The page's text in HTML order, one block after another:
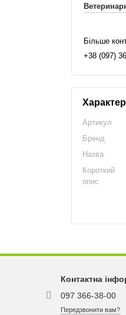
Більше
+38 (097)
Артикул
Бренд
Назва
Короткий
опис
Контактна
097 366-38-00
Передзвонити вам?